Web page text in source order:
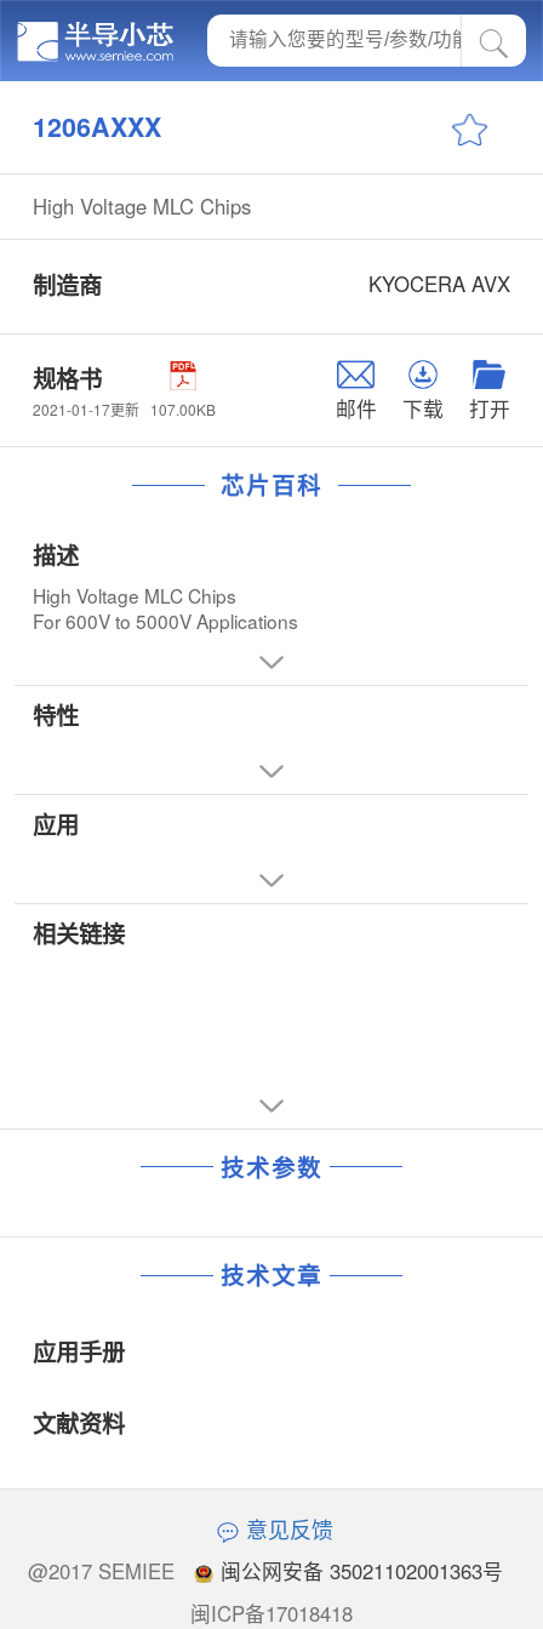
1206AXXX
High Voltage MLC Chips
制造商 KYOCERA AVX
规格书
2021-01-17更新 107.00KB 邮件 下载 打开
芯片百科
描述
High Voltage MLC Chips
For 600V to 5000V Applications
特性
应用
相关链接
技术参数
技术文章
应用手册
文献资料
意见反馈
@2017 SEMIEE
闽公网安备 35021102001363号
闽ICP备17018418